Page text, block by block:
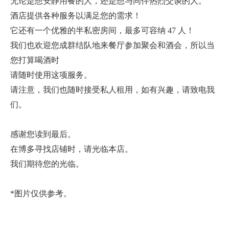
酒店提供各种服务以满足您的需求！
它还有一个优雅的半私密房间，最多可容纳 47 人！
我们也欢迎您成群结队地来餐厅参加聚会和酒会，所以当
您打算喝酒时
请随时使用这项服务。
请注意，我们也随时接受私人租用，如有兴趣，请致电我
们。
感谢您读到最后。
在博多寻找店铺时，请光临本店。
我们期待您的光临。
*图片仅供参考。